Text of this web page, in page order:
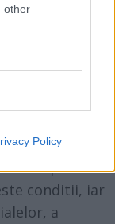
other
Policy
vor rapid si
o
nu inteleg ca
si cel
timp tot mai
conditii, iar
a